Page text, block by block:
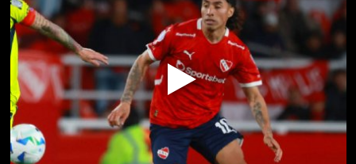
Play
Video